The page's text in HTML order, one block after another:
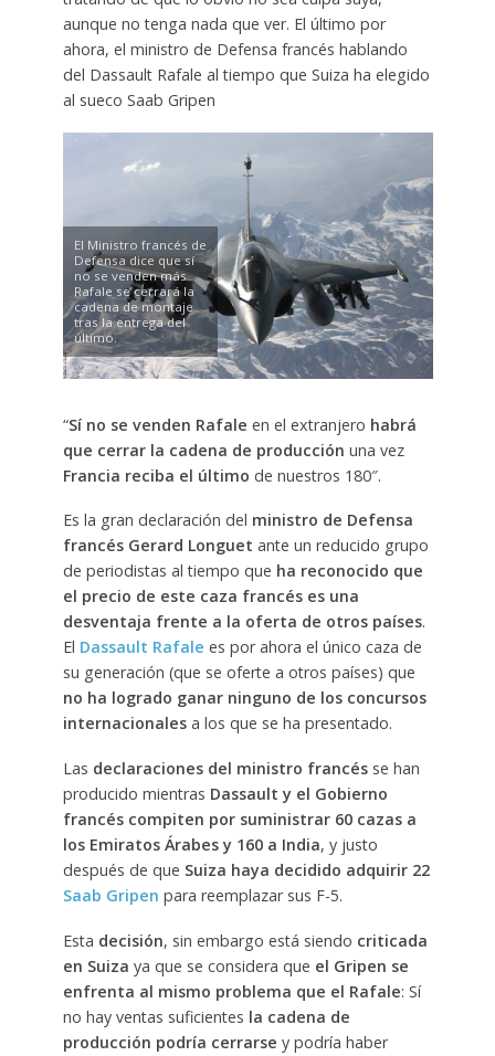
aunque no tenga nada que ver. El último por
ahora, el ministro de Defensa francés hablando
del Dassault Rafale al tiempo que Suiza ha elegido
al sueco Saab Gripen
El Ministro francés de
Defensa dice que sí
no se venden más
Rafale se cerrará la
cadena de montaje
tras la entrega del
último.
“Sí no se venden Rafale en el extranjero habrá
que cerrar la cadena de producción una vez
Francia reciba el último de nuestros 180″.
Es la gran declaración del ministro de Defensa
francés Gerard Longuet ante un reducido grupo
de periodistas al tiempo que ha reconocido que
el precio de este caza francés es una
desventaja frente a la oferta de otros países.
El Dassault Rafale es por ahora el único caza de
su generación (que se oferte a otros países) que
no ha logrado ganar ninguno de los concursos
internacionalesa los que se ha presentado.
Las declaraciones del ministro francésse han
producido mientras Dassault y el Gobierno
francés compiten por suministrar 60 cazas a
los Emiratos Árabes y 160 a India, y justo
después de que Suiza haya decidido adquirir 22
Saab Gripen para reemplazar sus F-5.
Esta decisión, sin embargo está siendo criticada
en Suiza ya que se considera que el Gripen se
enfrenta al mismo problema que el Rafale: Sí
no hay ventas suficientes la cadena de
producción podría cerrarse y podría haber